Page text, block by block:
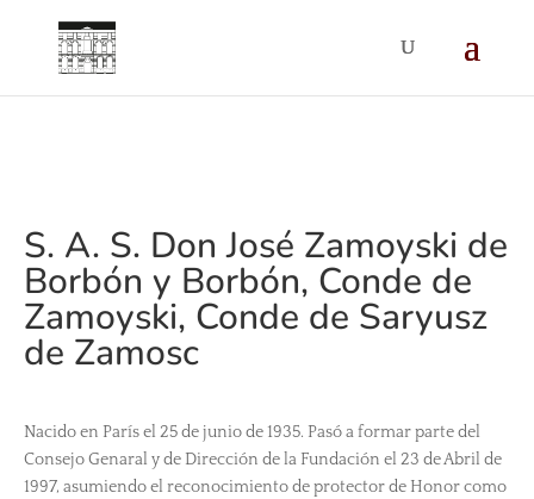
S. A. S. Don José Zamoyski de
Borbón y Borbón, Conde de
Zamoyski, Conde de Saryusz
de Zamosc
Nacido en París el 25 de junio de 1935. Pasó a formar parte del
Consejo Genaral y de Dirección de la Fundación el 23 de Abril de
1997, asumiendo el reconocimiento de protector de Honor como